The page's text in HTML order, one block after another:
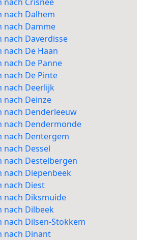
nach Dalhem
nach Damme
nach Daverdisse
nach De Haan
nach De Panne
nach De Pinte
nach Deerlijk
nach Deinze
nach Denderleeuw
nach Dendermonde
nach Dentergem
nach Dessel
nach Destelbergen
nach Diepenbeek
nach Diest
nach Diksmuide
nach Dilbeek
nach Dilsen-Stokkem
nach Dinant